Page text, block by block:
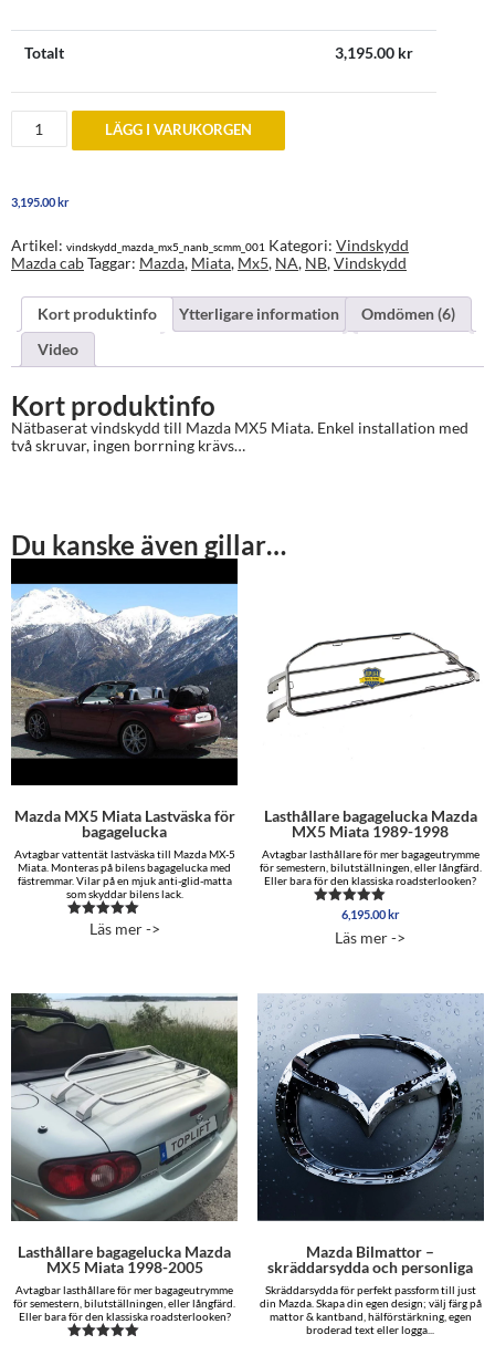
Totalt 3,195.00 kr
Vindskydd
Mazda
1989-
mängd
LÄGG I VARUKORGEN
3,195.00kr
Artikel: vindskydd_mazda_mx5_nanb_scmm_001 Kategori: Vindskydd
Mazda cabTaggar: Mazda, Miata, Mx5, NA, NB,Vindskydd
Kort produktinfo Ytterligare information
Omdömen (6)
Video
Kort produktinfo
Nätbaserat vindskydd till Mazda MX5 Miata. Enkel installation med
två skruvar, ingen borrning krävs…
Du kanske även gillar…
Mazda MX5 Miata Lastväska för
bagagelucka
Avtagbar vattentät lastväska till Mazda MX-5
Miata. Monteras på bilens bagagelucka med
fästremmar. Vilar på en mjuk anti-glid-matta
som skyddar bilens lack.
Betygsatt
Läs mer ->
Lasthållare bagagelucka Mazda
MX5 Miata 1989-1998
Avtagbar lasthållare för mer bagageutrymme
för semestern, bilutställningen, eller långfärd.
Eller bara för den klassiska roadsterlooken?
Betygsatt
av 5
6,195.00 kr
Läs mer ->
Lasthållare bagagelucka Mazda
MX5 Miata 1998-2005
Avtagbar lasthållare för mer bagageutrymme
för semestern, bilutställningen, eller långfärd.
Eller bara för den klassiska roadsterlooken?
Mazda Bilmattor –
skräddarsydda och personliga
Skräddarsydda för perfekt passform till just
din Mazda. Skapa din egen design; välj färg på
mattor & kantband, hälförstärkning, egen
broderad text eller logga...